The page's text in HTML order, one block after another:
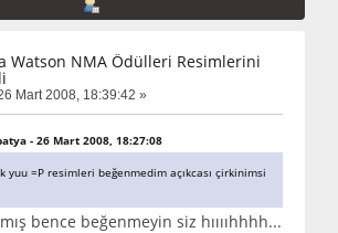
Watson NMA Ödülleri Resimlerini
Mart 2008, 18:39:42 »
- 26 Mart 2008, 18:27:08
yuu =P resimleri beğenmedim açıkcası çirkinimsi
bence beğenmeyin siz hııııhhhh...